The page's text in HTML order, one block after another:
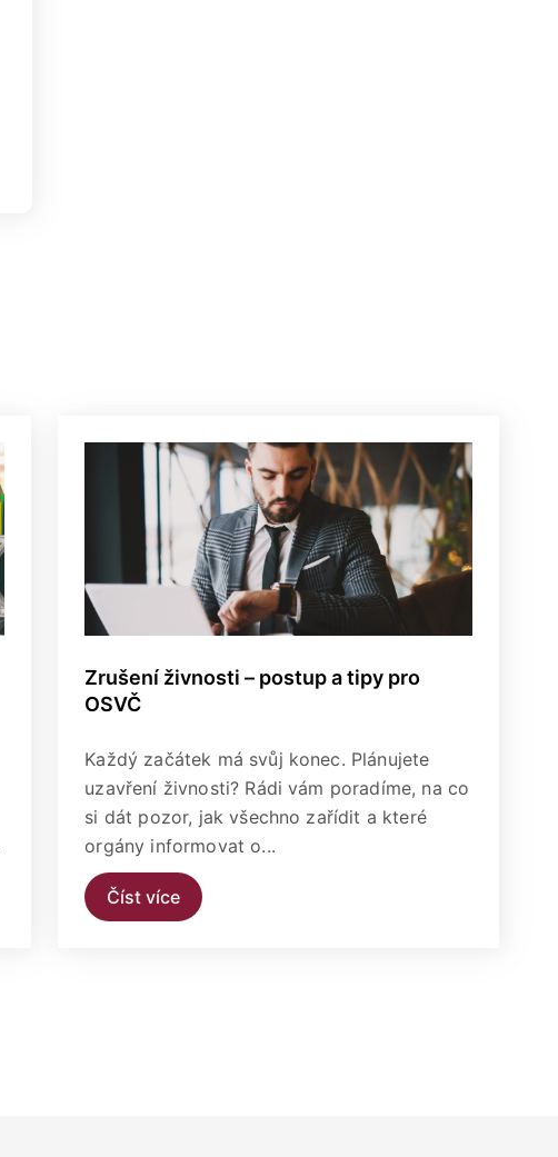
Zrušení živnosti – postup a tipy pro
OSVČ
Každý začátek má svůj konec. Plánujete
uzavření živnosti? Rádi vám poradíme, na co
si dát pozor, jak všechno zařídit a které
orgány informovat o...
Číst více